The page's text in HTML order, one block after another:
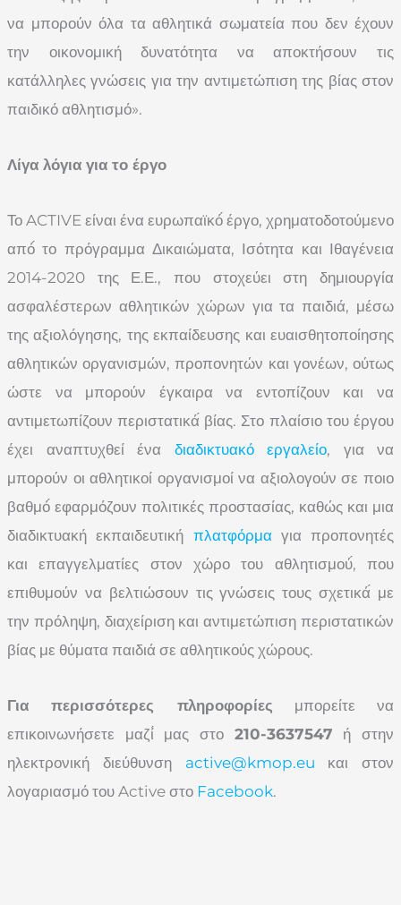
να μπορούν όλα τα αθλητικά σωματεία που δεν έχουν
την οικονομική δυνατότητα να αποκτήσουν τις
κατάλληλες γνώσεις για την αντιμετώπιση της βίας στον
παιδικό αθλητισμό».
Λίγα λόγια για το έργο
Το ACTIVE είναι ένα ευρωπαϊκό́ έργο, χρηματοδοτούμενο
από́ το πρόγραμμα Δικαιώματα, Ισότητα και Ιθαγένεια
2014-2020 της Ε.Ε., που στοχεύει στη δημιουργία
ασφαλέστερων αθλητικών χώρων για τα παιδιά, μέσω
της αξιολόγησης, της εκπαίδευσης και ευαισθητοποίησης
αθλητικών οργανισμών, προπονητών και γονέων, ούτως
ώστε να μπορούν έγκαιρα να εντοπίζουν και να
αντιμετωπίζουν περιστατικά́ βίας. Στο πλαίσιο του έργου
έχει αναπτυχθεί ένα διαδικτυακό εργαλείο, για να
μπορούν οι αθλητικοί οργανισμοί να αξιολογούν σε ποιο
βαθμό́ εφαρμόζουν πολιτικές προστασίας, καθώς και μια
διαδικτυακή εκπαιδευτική πλατφόρμαγια προπονητές
και επαγγελματίες στον χώρο του αθλητισμού́, που
επιθυμούν να βελτιώσουν τις γνώσεις τους σχετικά́ με
την πρόληψη, διαχείριση και αντιμετώπιση περιστατικών
βίας με θύματα παιδιά σε αθλητικούς χώρους.
Για περισσότερες πληροφορίες μπορείτε να
επικοινωνήσετε μαζί́ μας στο 210-3637547 ή στην
ηλεκτρονική διεύθυνση active@kmop.eu και στον
λογαριασμό του Active στο Facebook.